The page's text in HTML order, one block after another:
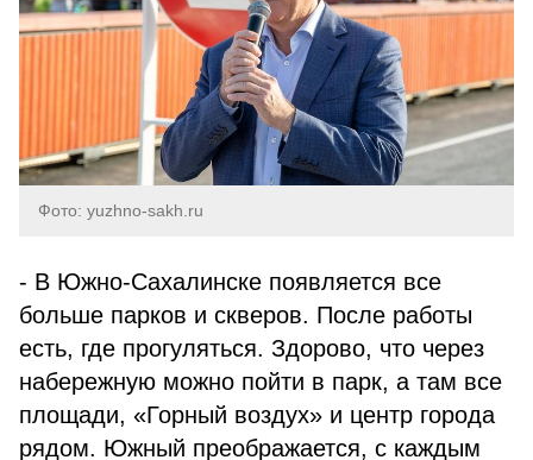
Фото: yuzhno-sakh.ru
- В Южно-Сахалинске появляется все
больше парков и скверов. После работы
есть, где прогуляться. Здорово, что через
набережную можно пойти в парк, а там все
площади, «Горный воздух» и центр города
рядом. Южный преображается, с каждым